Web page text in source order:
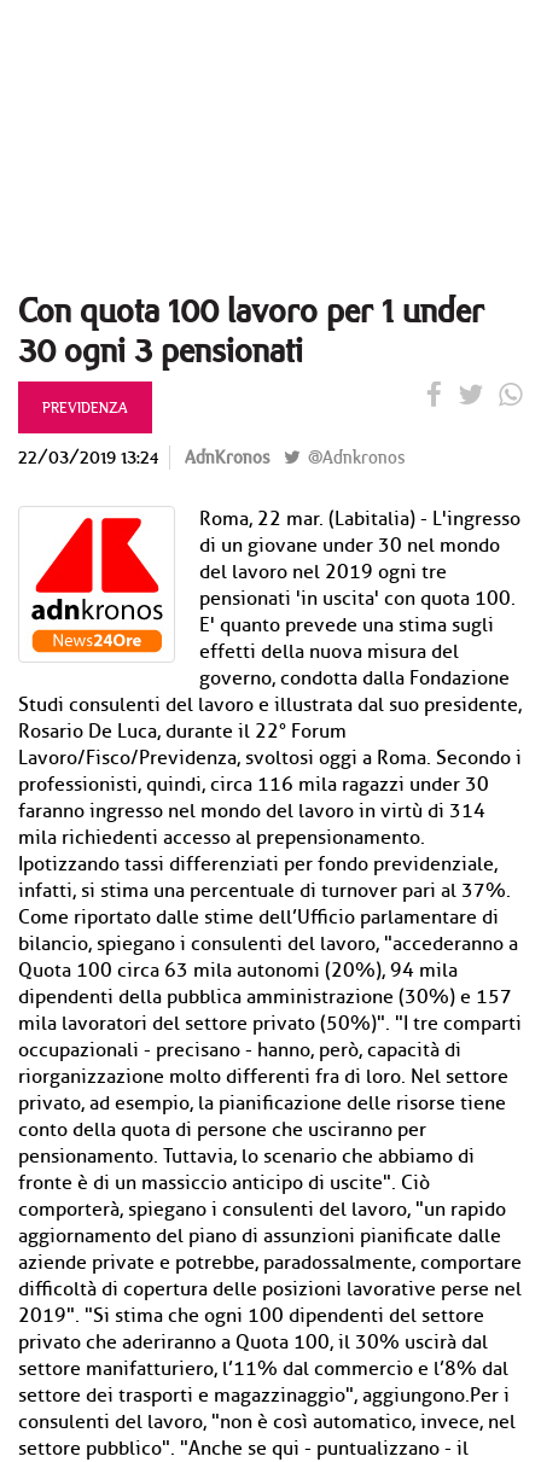
Con quota 100 lavoro per 1 under
30 ogni 3 pensionati
PREVIDENZA
22/03/2019 13:24 AdnKronos @Adnkronos
Roma, 22 mar. (Labitalia) - L'ingresso
di un giovane under 30 nel mondo
del lavoro nel 2019 ogni tre
pensionati 'in uscita' con quota 100.
E' quanto prevede una stima sugli
effetti della nuova misura del
governo, condotta dalla Fondazione
Studi consulenti del lavoro e illustrata dal suo presidente,
Rosario De Luca, durante il 22° Forum
Lavoro/Fisco/Previdenza, svoltosi oggi a Roma. Secondo i
professionisti, quindi, circa 116 mila ragazzi under 30
faranno ingresso nel mondo del lavoro in virtù di 314
mila richiedenti accesso al prepensionamento.
Ipotizzando tassi differenziati per fondo previdenziale,
infatti, si stima una percentuale di turnover pari al 37%.
Come riportato dalle stime dell’Ufficio parlamentare di
bilancio, spiegano i consulenti del lavoro, "accederanno a
Quota 100 circa 63 mila autonomi (20%), 94 mila
dipendenti della pubblica amministrazione (30%) e 157
mila lavoratori del settore privato (50%)". "I tre comparti
occupazionali - precisano - hanno, però, capacità di
riorganizzazione molto differenti fra di loro. Nel settore
privato, ad esempio, la pianificazione delle risorse tiene
conto della quota di persone che usciranno per
pensionamento. Tuttavia, lo scenario che abbiamo di
fronte è di un massiccio anticipo di uscite". Ciò
comporterà, spiegano i consulenti del lavoro, "un rapido
aggiornamento del piano di assunzioni pianificate dalle
aziende private e potrebbe, paradossalmente, comportare
difficoltà di copertura delle posizioni lavorative perse nel
2019". "Si stima che ogni 100 dipendenti del settore
privato che aderiranno a Quota 100, il 30% uscirà dal
settore manifatturiero, l’11% dal commercio e l’8% dal
settore dei trasporti e magazzinaggio", aggiungono.Per i
consulenti del lavoro, "non è così automatico, invece, nel
settore pubblico". "Anche se qui - puntualizzano - il